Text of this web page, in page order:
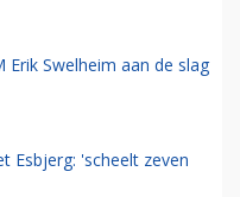
Swelheim aan de slag
Esbjerg: 'scheelt zeven